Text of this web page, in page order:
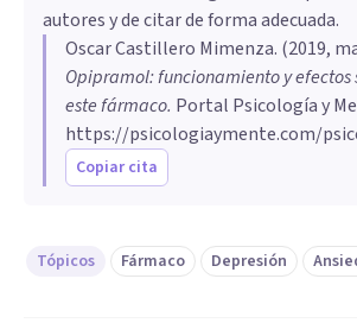
autores y de citar de forma adecuada.
Oscar Castillero Mimenza. (2019,
Opipramol: funcionamiento y efectos
este fármaco. Portal Psicología y
https://psicologiaymente.com/
Copiar cita
Tópicos Fármaco Depresión